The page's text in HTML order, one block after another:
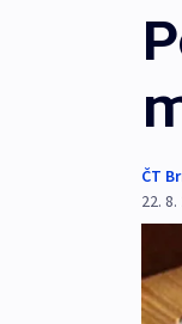
ČT
22. 8.